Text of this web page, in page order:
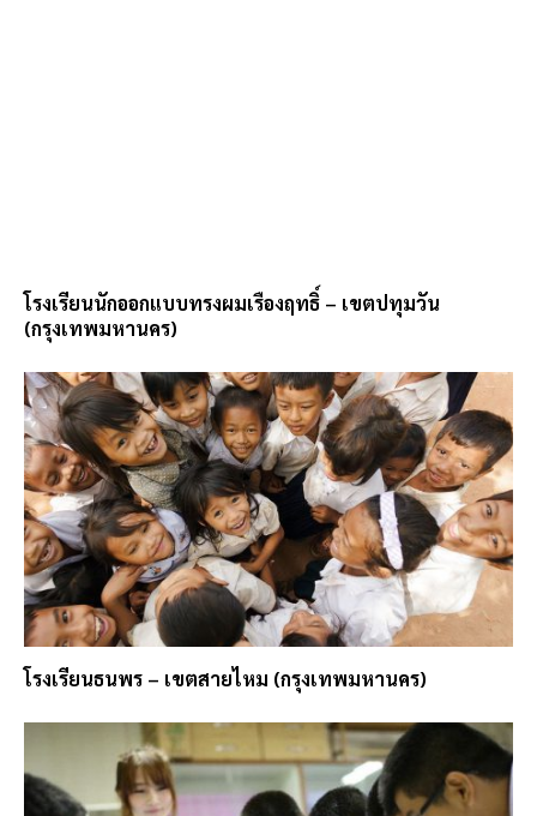
โรงเรียนนักออกแบบทรงผมเรืองฤทธิ์ – เขตปทุมวัน
(กรุงเทพมหานคร)
โรงเรียนธนพร – เขตสายไหม (กรุงเทพมหานคร)